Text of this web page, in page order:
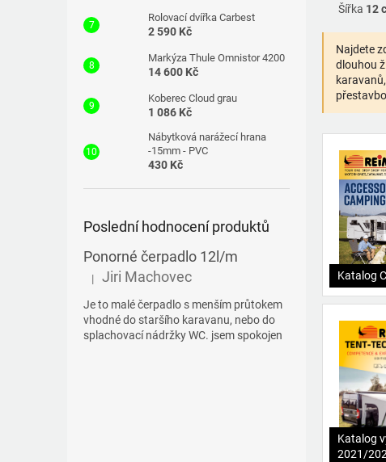
Rolovací dvířka Carbest
2 590 Kč
Markýza Thule Omnistor 4200
14 600 Kč
Koberec Cloud grau
1 086 Kč
Nábytková narážecí hrana
-15mm - PVC
430 Kč
Poslední hodnocení produktů
Ponorné čerpadlo 12l/m
Hodnocení produktu je 5 z 5 hvězdiček.
| Jiri Machovec
Je to malé čerpadlo s menším průtokem
vhodné do staršího karavanu, nebo do
splachovací nádržky WC. jsem spokojen
Šířka 12
Najdete
dlouhou
Katalog
Katalog
2021/